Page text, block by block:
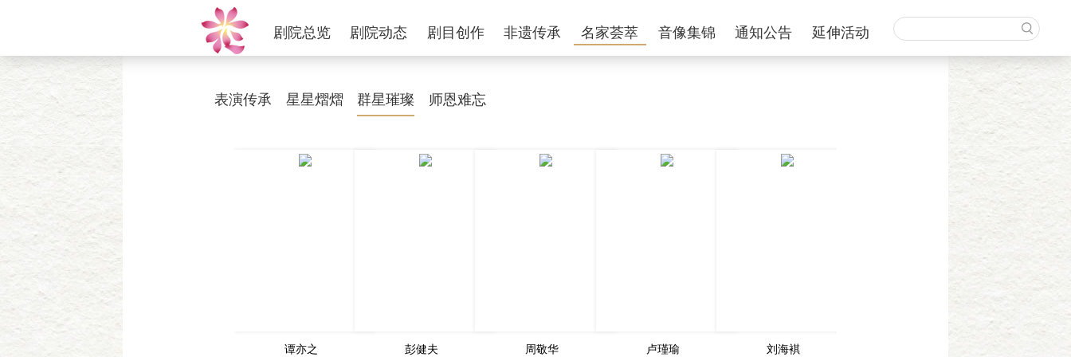
剧院总览 剧院动态 剧目创作 非遗传承 名家荟萃 音像集锦 通知公告 延伸活动
表演传承 星星熠熠 群星璀璨 师恩难忘
谭亦之 彭健夫 周敬华 卢瑾瑜 刘海褀